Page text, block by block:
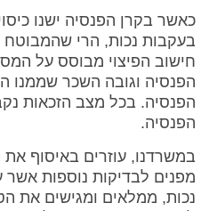
כאשר בקרן הפנסיה ישנו
בעקבות נכות, הרי שהמבוטח
חישוב הפיצוי מבוסס על
הפנסיה וגובה השכר שממנו
הפנסיה. בכל מצב הזכאות
הפנסיה.
במשרדנו, עוזרים באיסוף
מפנים לבדיקות נוספות אשר
נכות, ממלאים ומגישים את